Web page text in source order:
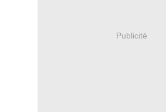
Publicité